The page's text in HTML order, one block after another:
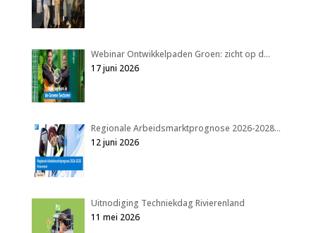
Webinar Ontwikkelpaden Groen: zicht op d…
17 juni 2026
Regionale Arbeidsmarktprognose 2026-2028…
12 juni 2026
Uitnodiging Techniekdag Rivierenland
11 mei 2026